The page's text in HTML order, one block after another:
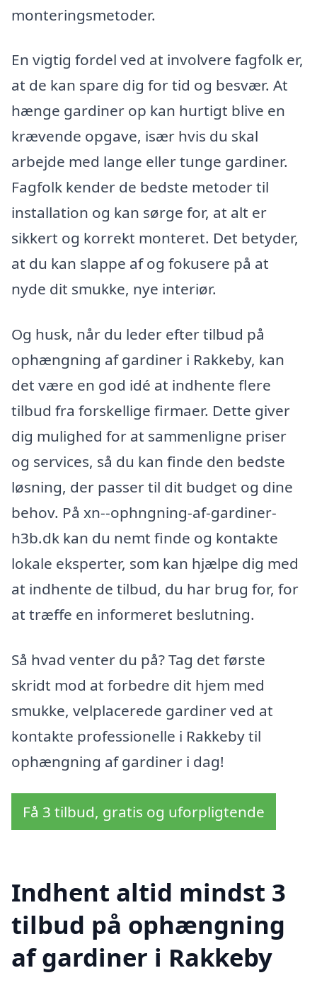
monteringsmetoder.
En vigtig fordel ved at involvere fagfolk er,
at de kan spare dig for tid og besvær. At
hænge gardiner op kan hurtigt blive en
krævende opgave, især hvis du skal
arbejde med lange eller tunge gardiner.
Fagfolk kender de bedste metoder til
installation og kan sørge for, at alt er
sikkert og korrekt monteret. Det betyder,
at du kan slappe af og fokusere på at
nyde dit smukke, nye interiør.
Og husk, når du leder efter tilbud på
ophængning af gardiner i Rakkeby, kan
det være en god idé at indhente flere
tilbud fra forskellige firmaer. Dette giver
dig mulighed for at sammenligne priser
og services, så du kan finde den bedste
løsning, der passer til dit budget og dine
behov. På xn--ophngning-af-gardiner-
h3b.dk kan du nemt finde og kontakte
lokale eksperter, som kan hjælpe dig med
at indhente de tilbud, du har brug for, for
at træffe en informeret beslutning.
Så hvad venter du på? Tag det første
skridt mod at forbedre dit hjem med
smukke, velplacerede gardiner ved at
kontakte professionelle i Rakkeby til
ophængning af gardiner i dag!
Få 3 tilbud, gratis og uforpligtende
Indhent altid mindst 3
tilbud på ophængning
af gardiner i Rakkeby